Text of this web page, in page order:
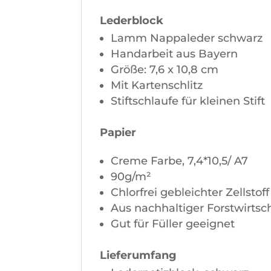
Lederblock
Lamm Nappaleder schwarz
Handarbeit aus Bayern
Größe: 7,6 x 10,8 cm
Mit Kartenschlitz
Stiftschlaufe für kleinen Stift
Papier
Creme Farbe, 7,4*10,5/ A7
90g/m²
Chlorfrei gebleichter Zellstoff
Aus nachhaltiger
Gut für Füller geeignet
Lieferumfang